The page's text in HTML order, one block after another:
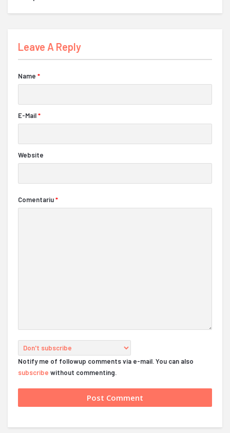
Leave A Reply
Name *
E-Mail*
Website
Comentariu*
Notify me of followup comments via e-mail. You can also
subscribe without commenting.